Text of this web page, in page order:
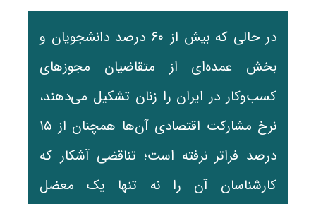
در حالی که بیش از ۶۰ درصد دانشجویان و
بخش عمده‌ای از متقاضیان مجوزهای
کسب‌وکار در ایران را زنان تشکیل می‌دهند،
نرخ مشارکت اقتصادی آن‌ها همچنان از ۱۵
درصد فراتر نرفته است؛ تناقضی آشکار که
کارشناسان آن را نه تنها یک معضل